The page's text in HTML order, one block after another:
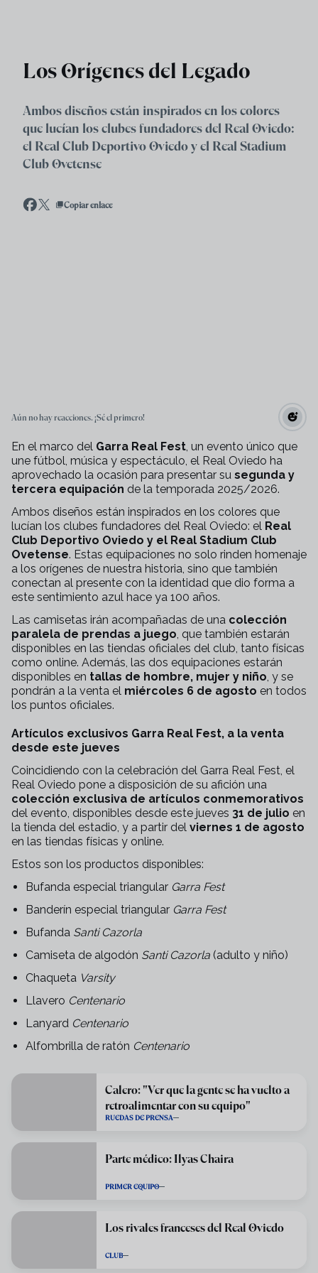
Los Orígenes del Legado
Ambos diseños están inspirados en los colores
que lucían los clubes fundadores del Real Oviedo:
el Real Club Deportivo Oviedo y el Real Stadium
Club Ovetense
Copiar enlace
Aún no hay reacciones. ¡Sé el primero!
En el marco del Garra Real Fest, un evento único que
une fútbol, música y espectáculo, el Real Oviedo ha
aprovechado la ocasión para presentar su segunda y
tercera equipación de la temporada 2025/2026.
Ambos diseños están inspirados en los colores que
lucían los clubes fundadores del Real Oviedo: el Real
Club Deportivo Oviedo y el Real Stadium Club
Ovetense. Estas equipaciones no solo rinden homenaje
a los orígenes de nuestra historia, sino que también
conectan al presente con la identidad que dio forma a
este sentimiento azul hace ya 100 años.
Las camisetas irán acompañadas de una colección
paralela de prendas a juego, que también estarán
disponibles en las tiendas oficiales del club, tanto físicas
como online. Además, las dos equipaciones estarán
disponibles en tallas de hombre, mujer y niño, y se
pondrán a la venta el miércoles 6 de agosto en todos
los puntos oficiales.
Artículos exclusivos Garra Real Fest, a la venta
desde este jueves
Coincidiendo con la celebración del Garra Real Fest, el
Real Oviedo pone a disposición de su afición una
colección exclusiva de artículos conmemorativos
del evento, disponibles desde este jueves 31 de julio en
la tienda del estadio, y a partir del viernes 1 de agosto
en las tiendas físicas y online.
Estos son los productos disponibles:
Bufanda especial triangular Garra Fest
Banderín especial triangular Garra Fest
Bufanda Santi Cazorla
Camiseta de algodón Santi Cazorla (adulto y niño)
Chaqueta Varsity
Llavero Centenario
Lanyard Centenario
Alfombrilla de ratón Centenario
Calero: "Ver que la gente se ha vuelto a
retroalimentar con su equipo"
RUEDAS DE PRENSA
Parte médico: Ilyas Chaira
PRIMER EQUIPO
Los rivales franceses del Real Oviedo
CLUB